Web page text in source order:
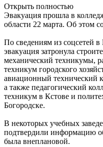
Открыть полностью
Эвакуация прошла в
области 22 марта. Об этом
По сведениям из соцсетей
эвакуация затронула
механический техникумы,
техникум городского
авиационный технический
а также педагогический
техникум в Кстове и
Богородске.
В некоторых учебных
подтвердили информацию
была внеплановой.